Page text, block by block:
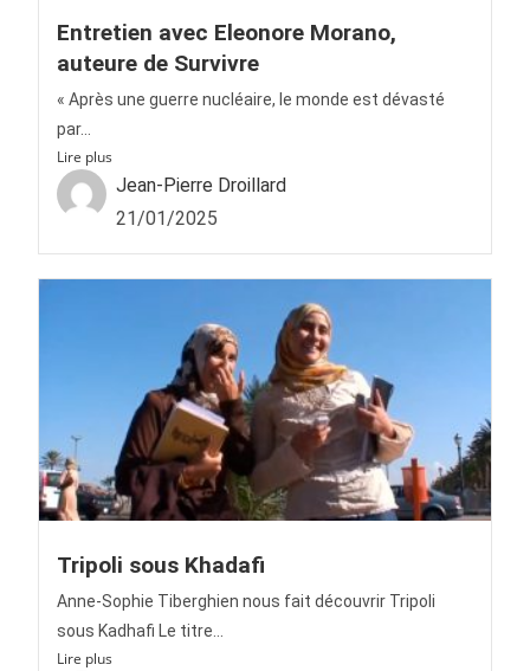
Entretien avec Eleonore Morano,
auteure de Survivre
« Après une guerre nucléaire, le monde est dévasté
par...
Lire plus
Jean-Pierre Droillard
21/01/2025
Tripoli sous Khadafi
Anne-Sophie Tiberghien nous fait découvrir Tripoli
sous Kadhafi Le titre...
Lire plus